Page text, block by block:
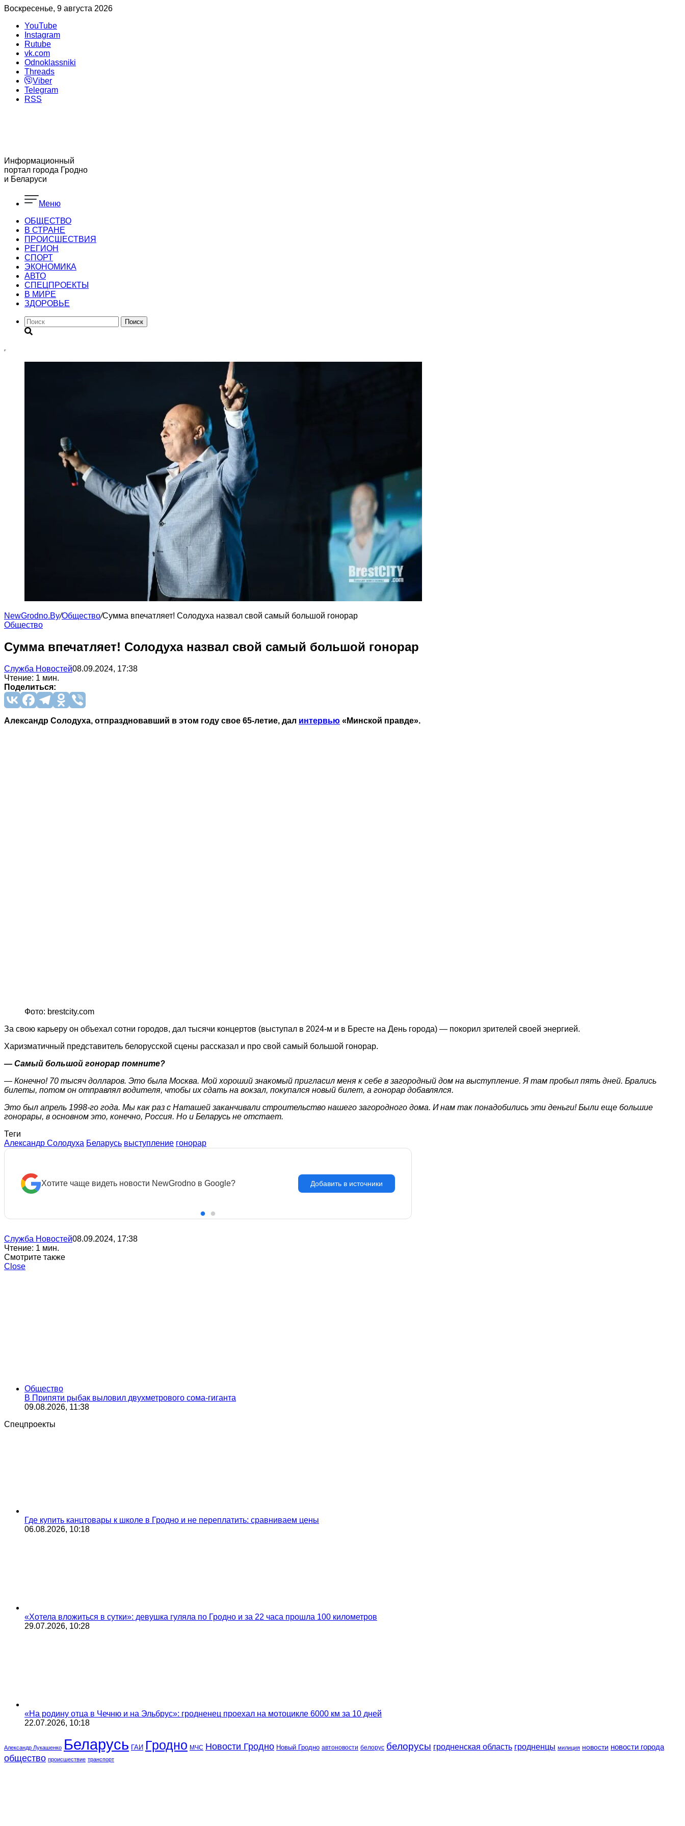
Воскресенье, 9 августа 2026
YouTube
Instagram
Rutube
vk.com
Odnoklassniki
Threads
Viber
Telegram
RSS
Информационный
портал города Гродно
и Беларуси
Меню
ОБЩЕСТВО
В СТРАНЕ
ПРОИСШЕСТВИЯ
РЕГИОН
CПОРТ
ЭКОНОМИКА
АВТО
СПЕЦПРОЕКТЫ
В МИРЕ
ЗДОРОВЬЕ
Поиск
NewGrodno.By/Общество/Сумма впечатляет! Солодуха назвал свой самый большой гонорар
Общество
Сумма впечатляет! Солодуха назвал свой самый большой гонорар
Служба Новостей08.09.2024, 17:38
Чтение: 1 мин.
Поделиться:
Александр Солодуха, отпраздновавший в этом году свое 65-летие, дал интервью «Минской правде».
Фото: brestcity.com
За свою карьеру он объехал сотни городов, дал тысячи концертов (выступал в 2024-м и в Бресте на День города) — покорил зрителей своей энергией.
Харизматичный представитель белорусской сцены рассказал и про свой самый большой гонорар.
— Самый большой гонорар помните?
— Конечно! 70 тысяч долларов. Это была Москва. Мой хороший знакомый пригласил меня к себе в загородный дом на выступление. Я там пробыл пять дней. Брались
билеты, потом он отправлял водителя, чтобы их сдать на вокзал, покупался новый билет, а гонорар добавлялся.
Это был апрель 1998-го года. Мы как раз с Наташей заканчивали строительство нашего загородного дома. И нам так понадобились эти деньги! Были еще большие
гонорары, в основном это, конечно, Россия. Но и Беларусь не отстает.
Теги
Александр Солодуха Беларусь выступление гонорар
Хотите чаще видеть новости NewGrodno в Google? Добавить в источники
Служба Новостей08.09.2024, 17:38
Чтение: 1 мин.
Смотрите также
Close
Общество
В Припяти рыбак выловил двухметрового сома-гиганта
09.08.2026, 11:38
Спецпроекты
Где купить канцтовары к школе в Гродно и не переплатить: сравниваем цены
06.08.2026, 10:18
«Хотела вложиться в сутки»: девушка гуляла по Гродно и за 22 часа прошла 100 километров
29.07.2026, 10:28
«На родину отца в Чечню и на Эльбрус»: гродненец проехал на мотоцикле 6000 км за 10 дней
22.07.2026, 10:18
Александр Лукашенко Беларусь ГАИ Гродно МЧС Новости Гродно Новый Гродно автоновости белорус белорусы гродненская область гродненцы милиция новости новости города
общество происшествие транспорт